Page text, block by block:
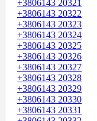
+3806143 20321
+3806143 20322
+3806143 20323
+3806143 20324
+3806143 20325
+3806143 20326
+3806143 20327
+3806143 20328
+3806143 20329
+3806143 20330
+3806143 20331